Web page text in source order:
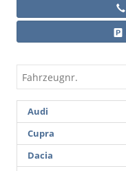
Fahrzeugnr.
Audi
Cupra
Dacia